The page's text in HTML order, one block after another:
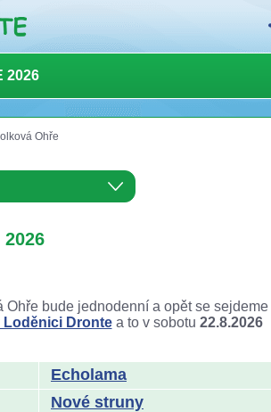
2026
Ohře
Ohře bude jednodenní a opět se sejdeme
Drontea to v sobotu 22.8.2026
Echolama
Nové struny